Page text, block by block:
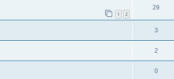
1 2
29
3
2
0